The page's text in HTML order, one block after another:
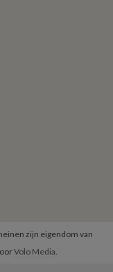
zijn eigendom van
Volo Media.